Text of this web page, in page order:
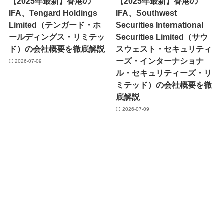
IFA、Tengard Holdings
Limited（テンガード・ホ
ールディングス・リミテッ
ド）の会社概要を徹底解説
2026-07-09
IFA、Southwest
Securities International
Securities Limited（サウ
スウェスト・セキュリティ
ーズ・インターナショナ
ル・セキュリティーズ・リ
ミテッド）の会社概要を徹
底解説
2026-07-09